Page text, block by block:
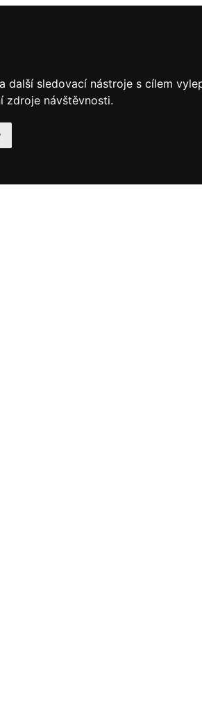
sledovací nástroje s cílem
zdroje návštěvnosti.